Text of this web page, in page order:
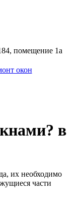
помещение 1а
окон
в
их необходимо
части